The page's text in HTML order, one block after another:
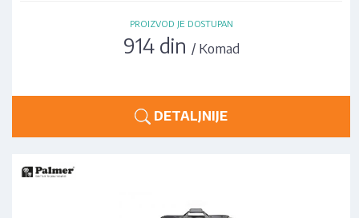
PROIZVOD JE DOSTUPAN
914 din / Komad
DETALJNIJE